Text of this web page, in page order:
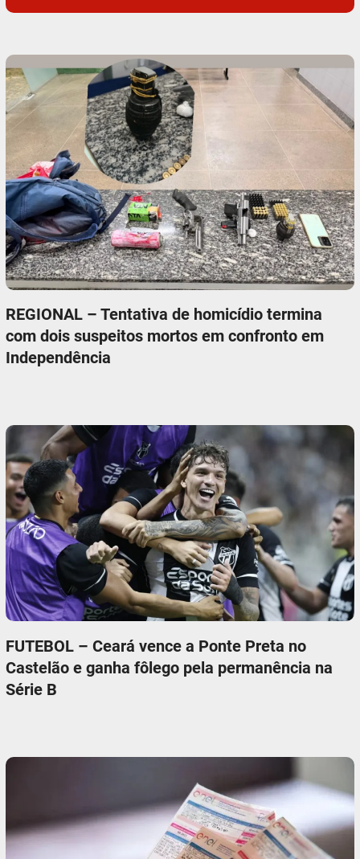
REGIONAL – Tentativa de homicídio termina
com dois suspeitos mortos em confronto em
Independência
FUTEBOL – Ceará vence a Ponte Preta no
Castelão e ganha fôlego pela permanência na
Série B